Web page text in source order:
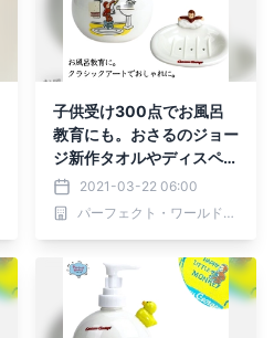
子供受け300点でお風呂
教育にも。おさるのジョー
ジ新作タオルやディスペン
サー2021-03-22 06:00
パーフェクト・ワールド株式会社